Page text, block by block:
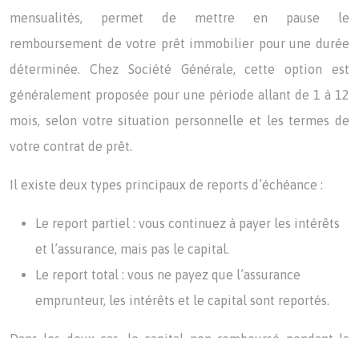
mensualités, permet de mettre en pause le
remboursement de votre prêt immobilier pour une durée
déterminée. Chez Société Générale, cette option est
généralement proposée pour une période allant de 1 à 12
mois, selon votre situation personnelle et les termes de
votre contrat de prêt.
Il existe deux types principaux de reports d’échéance :
Le report partiel : vous continuez à payer les intérêts
et l’assurance, mais pas le capital.
Le report total : vous ne payez que l’assurance
emprunteur, les intérêts et le capital sont reportés.